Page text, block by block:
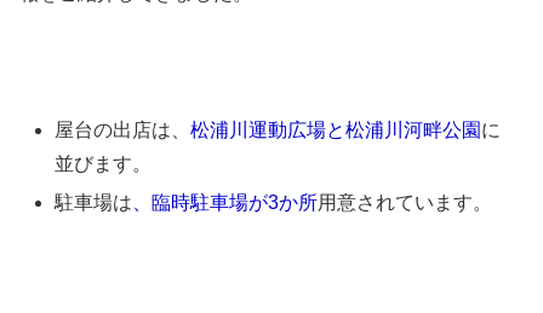
屋台の出店は、松浦川運動広場と松浦川河畔公園 に
並びます。
駐車場は 、臨時駐車場が3か所用意されています。